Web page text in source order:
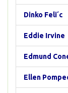
Dinko Feli´c
Eddie Irvine
Edmund
Ellen